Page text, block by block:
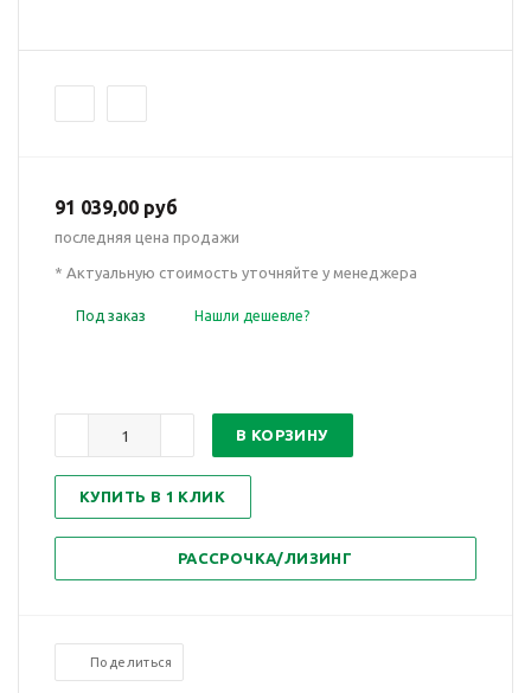
91 039,00 руб
последняя цена продажи
* Актуальную стоимость уточняйте у менеджера
Под заказ Нашли дешевле?
В КОРЗИНУ
КУПИТЬ В 1 КЛИК
РАССРОЧКА/ЛИЗИНГ
Поделиться